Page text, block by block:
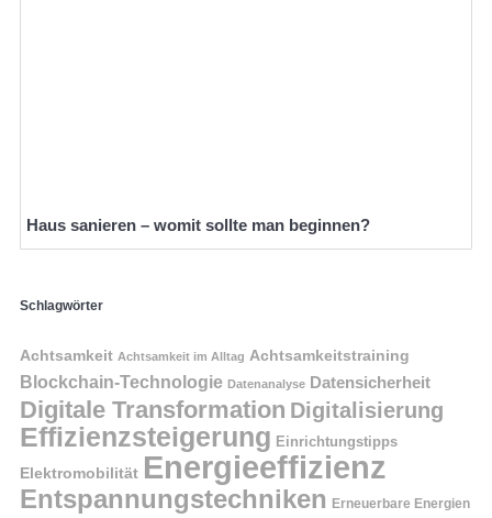
Haus sanieren – womit sollte man beginnen?
Schlagwörter
Achtsamkeit Achtsamkeit im Alltag Achtsamkeitstraining
Blockchain-Technologie Datenanalyse Datensicherheit
Digitale Transformation Digitalisierung
Effizienzsteigerung Einrichtungstipps
Elektromobilität Energieeffizienz
Entspannungstechniken Erneuerbare Energien